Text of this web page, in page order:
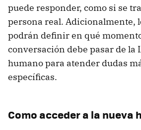
puede responder, como si se
persona real. Adicionalmente,
podrán definir en qué
conversación debe pasar de la
humano para atender dudas
específicas.
Como acceder a la nueva